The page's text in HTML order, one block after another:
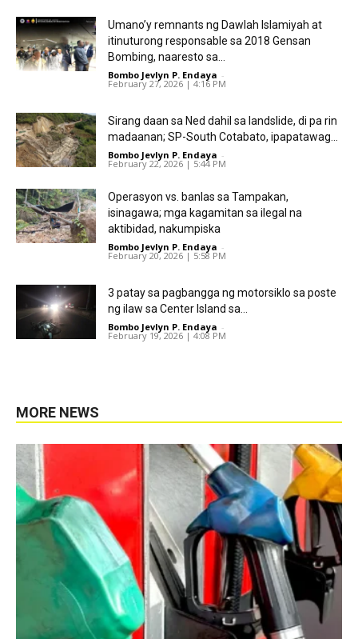
Umano’y remnants ng Dawlah Islamiyah at
itinuturong responsable sa 2018 Gensan
Bombing, naaresto sa...
Bombo Jevlyn P. Endaya -
February 27, 2026 | 4:16 PM
Sirang daan sa Ned dahil sa landslide, di pa rin
madaanan; SP-South Cotabato, ipapatawag...
Bombo Jevlyn P. Endaya -
February 22, 2026 | 5:44 PM
Operasyon vs. banlas sa Tampakan,
isinagawa; mga kagamitan sa ilegal na
aktibidad, nakumpiska
Bombo Jevlyn P. Endaya -
February 20, 2026 | 5:58 PM
3 patay sa pagbangga ng motorsiklo sa poste
ng ilaw sa Center Island sa...
Bombo Jevlyn P. Endaya -
February 19, 2026 | 4:08 PM
MORE NEWS